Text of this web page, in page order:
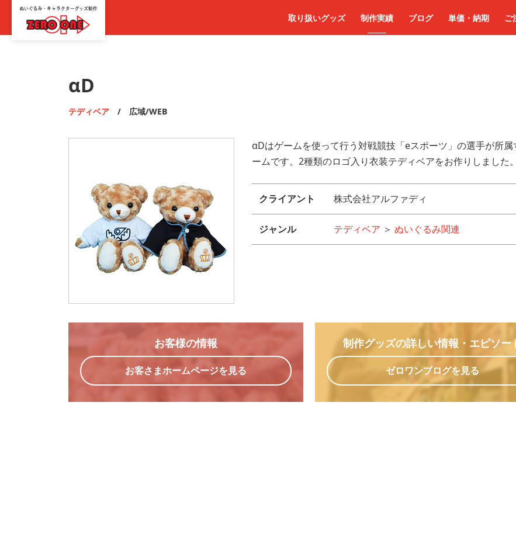
取り扱いグッズ 制作実績 ブログ 単価・納期 ご
αD
テディベア / 広域/WEB
αDはゲームを使って行う対戦競技「eスポーツ」の選手が所属
ームです。2種類のロゴ入り衣装テディベアをお作りしました。
クライアント 株式会社アルファディ
ジャンル テディベア ＞ ぬいぐるみ関連
お客様の情報
お客さまホームページを見る
制作グッズの詳しい情報 ・エピソー
ゼロワンブログを見る